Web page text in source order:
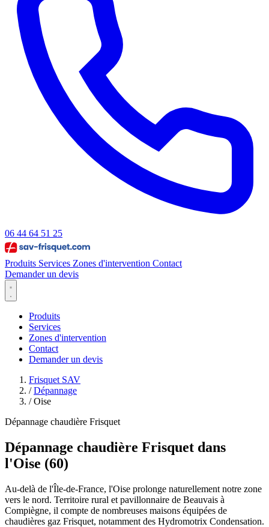
06 44 64 51 25
Produits Services Zones d'intervention Contact
Demander un devis
Produits
Services
Zones d'intervention
Contact
Demander un devis
Frisquet SAV
/ Dépannage
/ Oise
Dépannage chaudière Frisquet
Dépannage chaudière Frisquet dans
l'Oise (60)
Au-delà de l'Île-de-France, l'Oise prolonge naturellement notre zone
vers le nord. Territoire rural et pavillonnaire de Beauvais à
Compiègne, il compte de nombreuses maisons équipées de
chaudières gaz Frisquet, notamment des Hydromotrix Condensation.